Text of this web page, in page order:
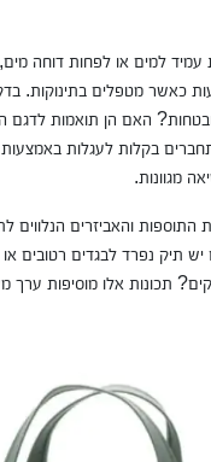
עמיד למים או לפחות דוחה
כאשר מטפלים בתינוקות.
האם הן תואמות לדגם
בקלות לעגלות
מגוונות.
התוספות והאביזרים הנלווים
נפרד לבגדים רטובים או
תכונות אלו מוסיפות ערך